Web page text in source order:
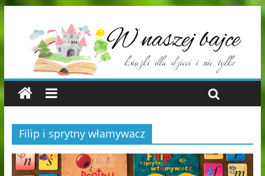
Filip i sprytny włamywacz